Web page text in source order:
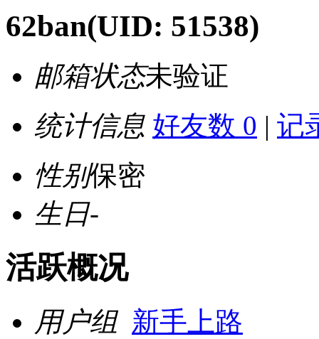
62ban(UID: 51538)
邮箱状态未验证
统计信息 好友数 0 | 记
性别保密
生日-
活跃概况
用户组 新手上路